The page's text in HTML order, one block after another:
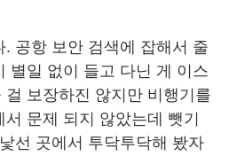
공항 보안 검색에 잡해서 줄
별일 없이 들고 다닌 게 이스
걸 보장하진 않지만 비행기를
문제 되지 않았는데 뺏기
선 곳에서 투닥투닥해 봤자